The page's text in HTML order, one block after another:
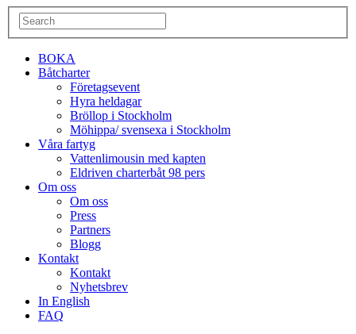
BOKA
Båtcharter
Företagsevent
Hyra heldagar
Bröllop i Stockholm
Möhippa/ svensexa i Stockholm
Våra fartyg
Vattenlimousin med kapten
Eldriven charterbåt 98 pers
Om oss
Om oss
Press
Partners
Blogg
Kontakt
Kontakt
Nyhetsbrev
In English
FAQ